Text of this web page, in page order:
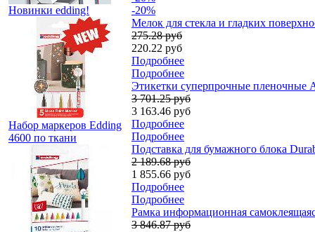
Новинки edding!
Набор маркеров Edding
4600 по ткани
-20%
Мелок для стекла и гладких
275.28 руб
220.22 руб
Подробнее
Подробнее
Этикетки суперпрочные пленочные
3 701.25 руб
3 163.46 руб
Подробнее
Подробнее
Подставка для бумажного блока
2 189.68 руб
1 855.66 руб
Подробнее
Подробнее
Рамка информационная
3 846.87 руб